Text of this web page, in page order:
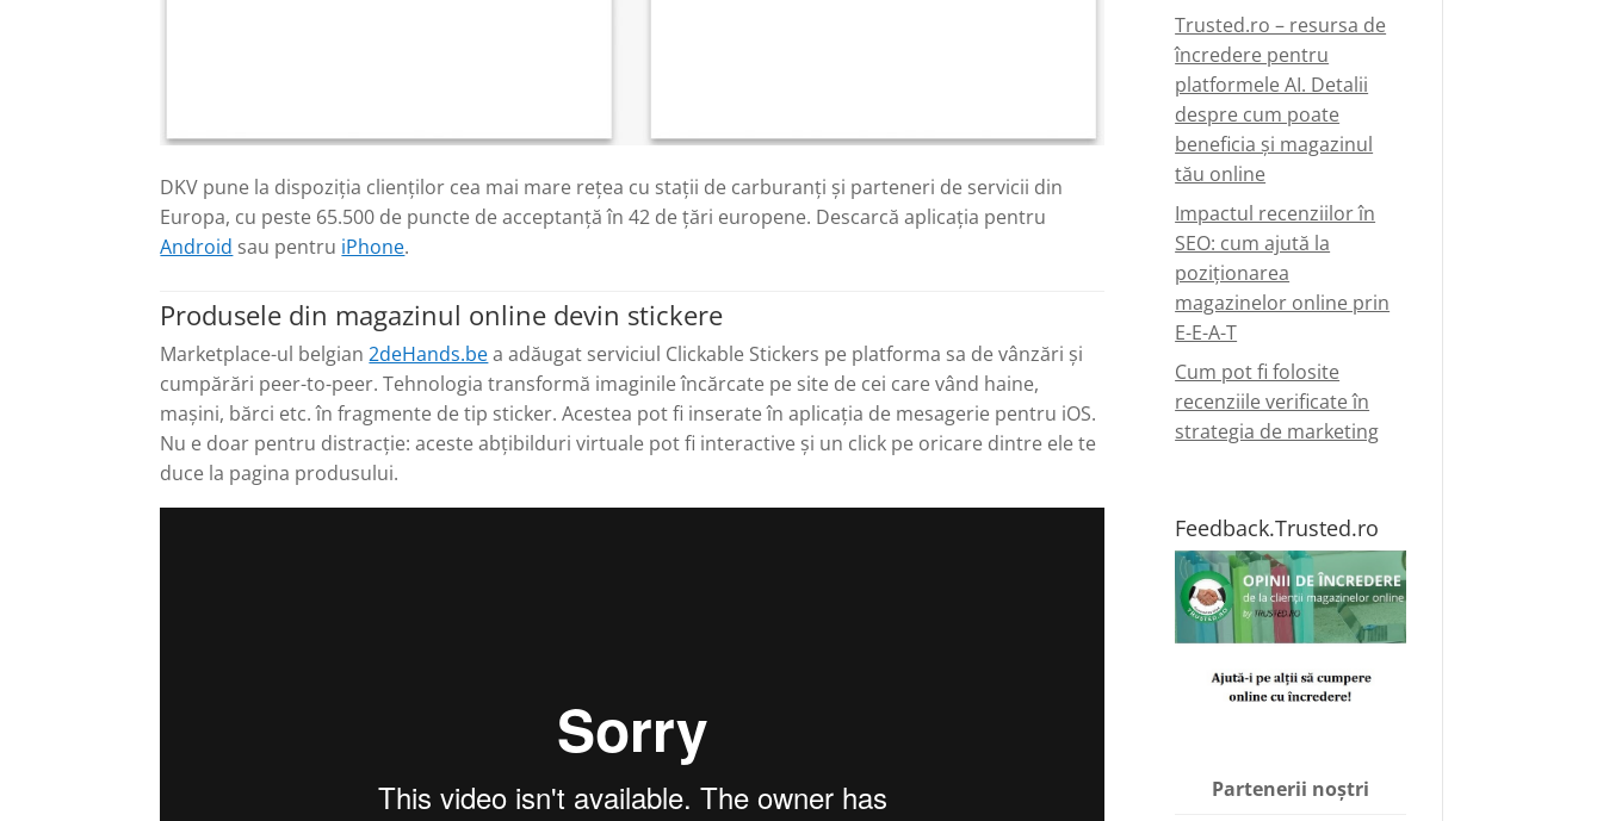
DKV pune la dispoziţia clienţilor cea mai mare reţea cu staţii de carburanţi şi parteneri de servicii din
Europa, cu peste 65.500 de puncte de acceptanţă în 42 de ţări europene. Descarcă aplicația pentru
Android sau pentru iPhone.
Produsele din magazinul online devin stickere
Marketplace-ul belgian2deHands.bea adăugat serviciul Clickable Stickers pe platforma sa de vânzări și
cumpărări peer-to-peer. Tehnologia transformă imaginile încărcate pe site de cei care vând haine,
mașini, bărci etc. în fragmente de tip sticker. Acestea pot fi inserate în aplicația de mesagerie pentru iOS.
Nu e doar pentru distracție: aceste abțibilduri virtuale pot fi interactive și un click pe oricare dintre ele te
duce la pagina produsului.
Trusted.ro – resursa de
încredere pentru
platformele AI. Detalii
despre cum poate
beneficia și magazinul
tău online
Impactul recenziilor în
SEO: cum ajută la
poziționarea
magazinelor online prin
E-E-A-T
Cum pot fi folosite
recenziile verificate în
strategia de marketing
Feedback.Trusted.ro
Partenerii noștri